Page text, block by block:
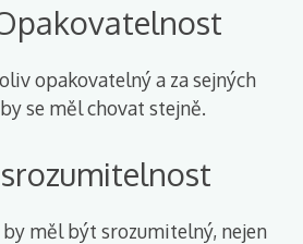
opakovatelný a za sejných
se měl chovat stejně.
měl být srozumitelný, nejen